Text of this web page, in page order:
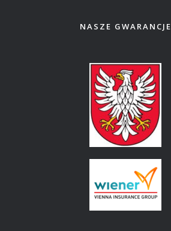
NASZE GWARANCJE